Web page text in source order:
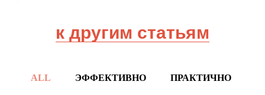
к другим статьям
ALL ЭФФЕКТИВНО ПРАКТИЧНО